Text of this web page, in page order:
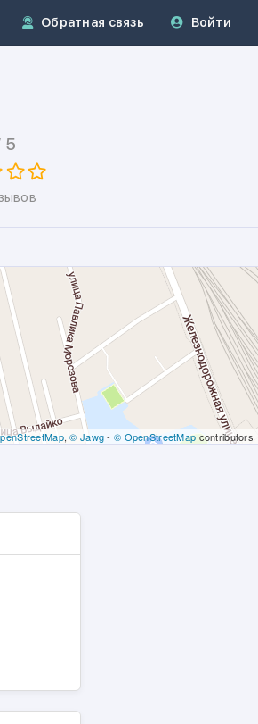
Обратная связь Войти
5
,© Jawg- © OpenStreetMapcontributors